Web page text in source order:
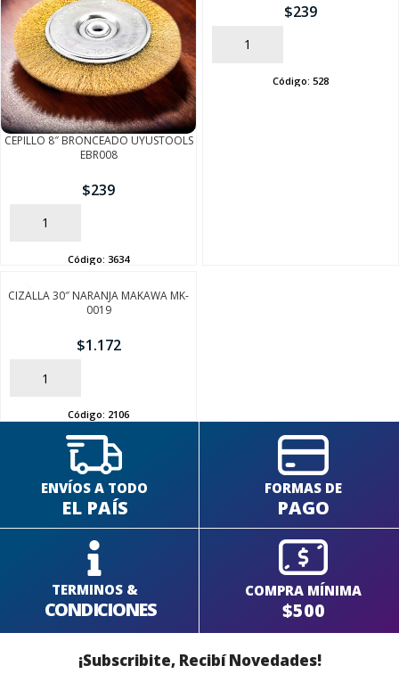
CEPILLO 8″ BRONCEADO UYUSTOOLS
EBR008
$239
AÑADIR
Código: 3634
$239
AÑADIR
Código: 528
CIZALLA 30″ NARANJA MAKAWA MK-
0019
$1.172
AÑADIR
Código: 2106
ENVÍOS A TODO
EL PAÍS
FORMAS DE
PAGO
TERMINOS &
CONDICIONES
COMPRA MÍNIMA
$500
¡Subscribite, Recibí Novedades!
SEGUÍ COMPRANDO